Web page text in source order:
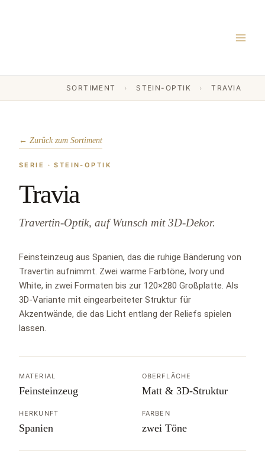
SORTIMENT › STEIN-OPTIK › TRAVIA
← Zurück zum Sortiment
SERIE · STEIN-OPTIK
Travia
Travertin-Optik, auf Wunsch mit 3D-Dekor.
Feinsteinzeug aus Spanien, das die ruhige Bänderung von
Travertin aufnimmt. Zwei warme Farbtöne, Ivory und
White, in zwei Formaten bis zur 120×280 Großplatte. Als
3D-Variante mit eingearbeiteter Struktur für
Akzentwände, die das Licht entlang der Reliefs spielen
lassen.
MATERIAL
Feinsteinzeug
OBERFLÄCHE
Matt & 3D-Struktur
HERKUNFT
Spanien
FARBEN
zwei Töne